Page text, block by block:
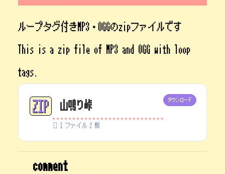
ループタグ付きMP3・OGGのzipファイルです
This is a zip file of MP3 and OGG with loop
tags.
山鳴り峠
1 ファイル 2 MB
ダウンロード
comment